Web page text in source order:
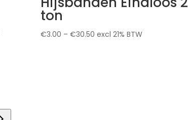
ton
€3.00 – €30.50 excl 21% BTW